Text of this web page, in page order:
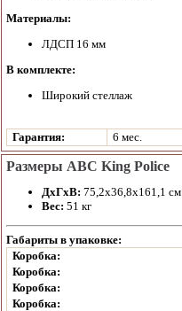
Материалы:
ЛДСП 16 мм
В комплекте:
Широкий стеллаж
Гарантия: 6 мес.
Размеры ABC King Police
ДхГхВ: 75,2х36,8х161,1 см
Вес: 51 кг
Габариты в упаковке:
Коробка:
Коробка:
Коробка:
Коробка: